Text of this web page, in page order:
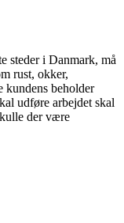
steder i Danmark, må
rust, okker,
kundens beholder
udføre arbejdet skal
der være